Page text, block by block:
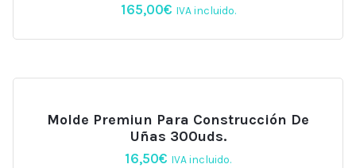
165,00€ IVA incluido.
Molde Premiun Para Construcción De
Uñas 300uds.
16,50€ IVA incluido.